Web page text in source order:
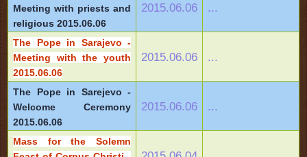
Meeting with priests and
religious 2015.06.06
2015.06.06 ...
The Pope in Sarajevo -
Meeting with the youth
2015.06.06
2015.06.06 ...
The Pope in Sarejevo -
Welcome Ceremony
2015.06.06
2015.06.06 ...
Mass for the Solemn